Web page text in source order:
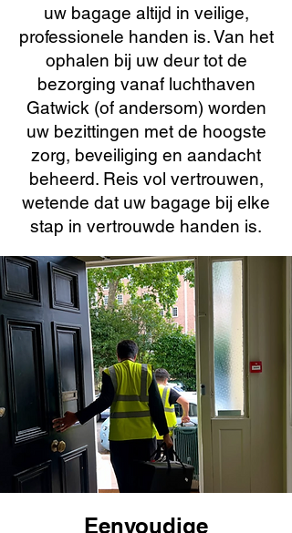
uw bagage altijd in veilige,
professionele handen is. Van het
ophalen bij uw deur tot de
bezorging vanaf luchthaven
Gatwick (of andersom) worden
uw bezittingen met de hoogste
zorg, beveiliging en aandacht
beheerd. Reis vol vertrouwen,
wetende dat uw bagage bij elke
stap in vertrouwde handen is.
Eenvoudige